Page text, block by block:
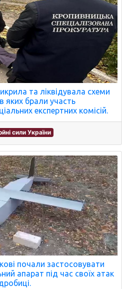
та ліквідувала схеми
яких брали участь
експертних комісій.
сили України
почали застосовувати
апарат під час своїх атак